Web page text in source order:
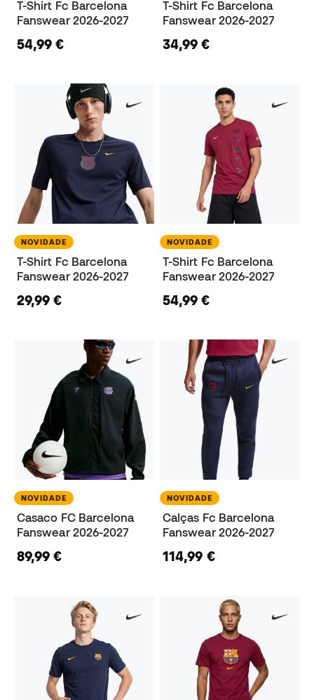
T-Shirt Fc Barcelona
Fanswear 2026-2027
54,99 €
T-Shirt Fc Barcelona
Fanswear 2026-2027
34,99 €
NOVIDADE
T-Shirt Fc Barcelona
Fanswear 2026-2027
29,99 €
NOVIDADE
T-Shirt Fc Barcelona
Fanswear 2026-2027
54,99 €
NOVIDADE
Casaco FC Barcelona
Fanswear 2026-2027
89,99 €
NOVIDADE
Calças Fc Barcelona
Fanswear 2026-2027
114,99 €